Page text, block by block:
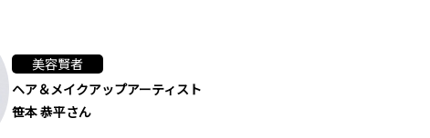
美容賢者
ヘア＆メイクアップアーティスト
笹本 恭平さん